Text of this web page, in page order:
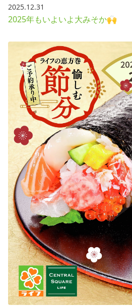
2025.12.31
2025年もいよいよ大みそか🙌